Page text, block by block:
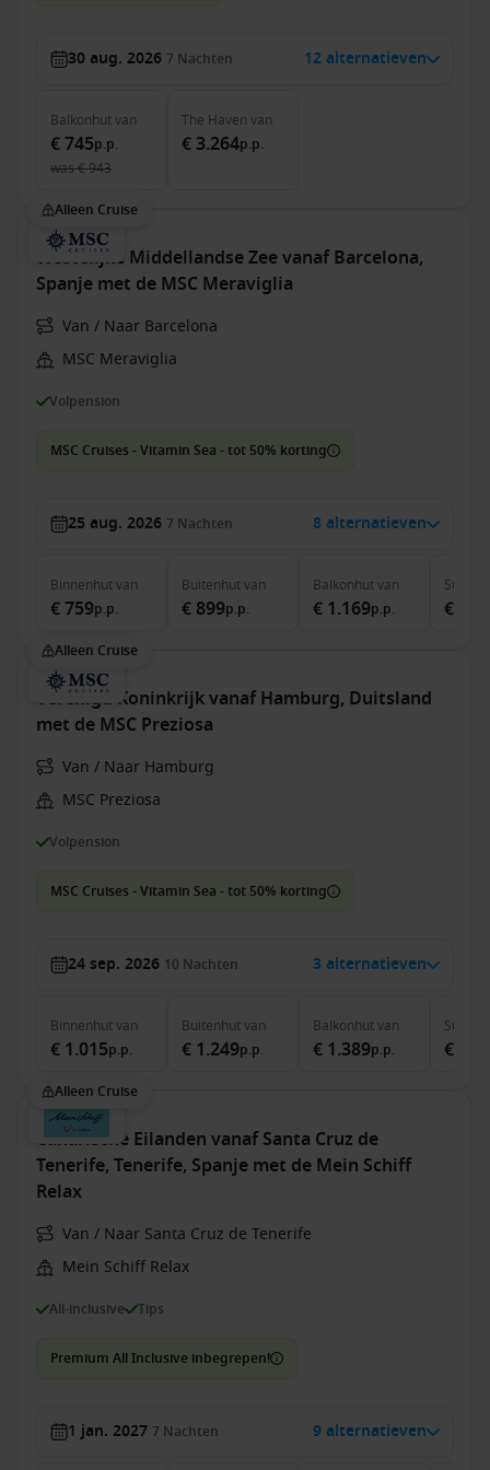
30 aug. 2026 7 Nachten 12 alternatieven
Balkonhutvan
€ 745p.p.
was€ 943
The Haven van
€ 3.264p.p.
Alleen Cruise
Westelijke Middellandse Zee vanaf Barcelona,
Spanje met de MSC Meraviglia
Van / Naar Barcelona
MSC Meraviglia
Volpension
MSC Cruises - Vitamin Sea - tot 50% korting
25 aug. 2026 7 Nachten 8 alternatieven
Binnenhutvan
€ 759p.p.
Buitenhutvan
€ 899p.p.
Balkonhutvan
€ 1.169p.p.
Suite
€
Alleen Cruise
Verenigd Koninkrijk vanaf Hamburg, Duitsland
met de MSC Preziosa
Van / Naar Hamburg
MSC Preziosa
Volpension
MSC Cruises - Vitamin Sea - tot 50% korting
24 sep. 2026 10 Nachten 3 alternatieven
Binnenhutvan
€ 1.015p.p.
Buitenhutvan
€ 1.249p.p.
Balkonhutvan
€ 1.389p.p.
Suite
€
Alleen Cruise
Canarische Eilanden vanaf Santa Cruz de
Tenerife, Tenerife, Spanje met de Mein Schiff
Relax
Van / Naar Santa Cruz de Tenerife
Mein Schiff Relax
All-inclusive Tips
Premium All Inclusive inbegrepen!
1 jan. 2027 7 Nachten 9 alternatieven